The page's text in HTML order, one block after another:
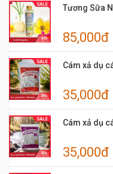
Tương Sữa
85,000đ
Cám xả dụ
35,000đ
Cám xả dụ
35,000đ